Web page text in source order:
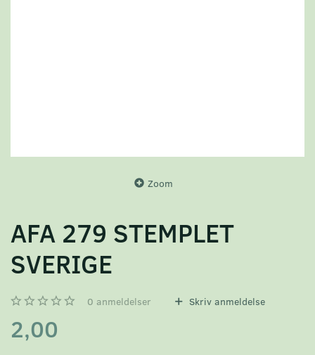
Zoom
AFA 279 STEMPLET
SVERIGE
0 anmeldelser Skriv anmeldelse
2,00